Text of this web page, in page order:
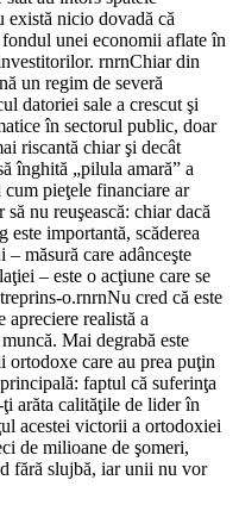
există nicio dovadă că
fondul unei economii aflate în
rnrnChiar din
un regim de severă
datoriei sale a crescut şi
în sectorul public, doar
riscantă chiar şi decât
înghită „pilula amară” a
pieţele financiare ar
nu reuşească: chiar dacă
este importantă, scăderea
măsură care adânceşte
– este o acţiune care se
o.rnrnNu cred că este
apreciere realistă a
Mai degrabă este
care au prea puţin
faptul că suferinţa
arăta calităţile de lider în
acestei victorii a ortodoxiei
de milioane de şomeri,
fără slujbă, iar unii nu vor